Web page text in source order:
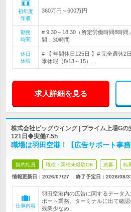
初年度
年収
360万円～600万円
勤務
時間
# 9:30～18:30（所定労働時間8時
間：30時間
休日
休暇
# 【 年間休日125日 】# 完全週休2
季休暇（8/13～15）…
求人詳細を見る
株式会社ビッグウイング | プライム上場G
121日◆実働7.5h
職場は羽田空港！【広告サポート事
契約社員 職種・業種未経験OK 急募 転
情報更新日：2026/07/27 終了予定日： 2026/08/
仕事内容
羽田空港内の広告に関するデータ
ポート業務。ターミナルに出て確
残業少なめ